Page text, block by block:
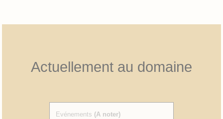
Actuellement au domaine
Evénements (A noter)